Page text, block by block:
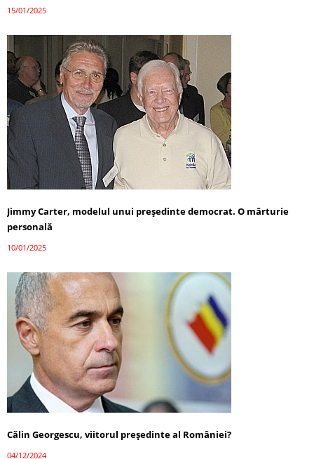
15/01/2025
Jimmy Carter, modelul unui președinte democrat. O mărturie
personală
10/01/2025
Călin Georgescu, viitorul președinte al României?
04/12/2024